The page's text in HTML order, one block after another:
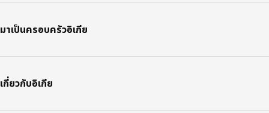
มาเป็นครอบครัวอิเกีย
เกี่ยวกับอิเกีย